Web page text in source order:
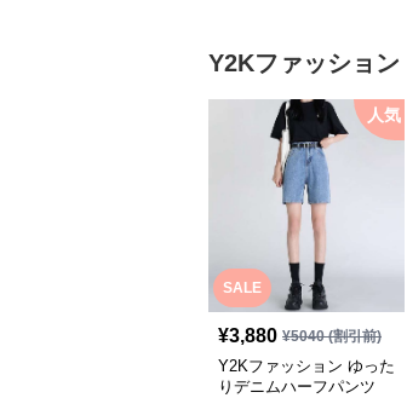
Y2Kファッション
SALE
人気
¥3,880 ¥5040(割引前)
Y2Kファッション ゆった
りデニムハーフパンツ